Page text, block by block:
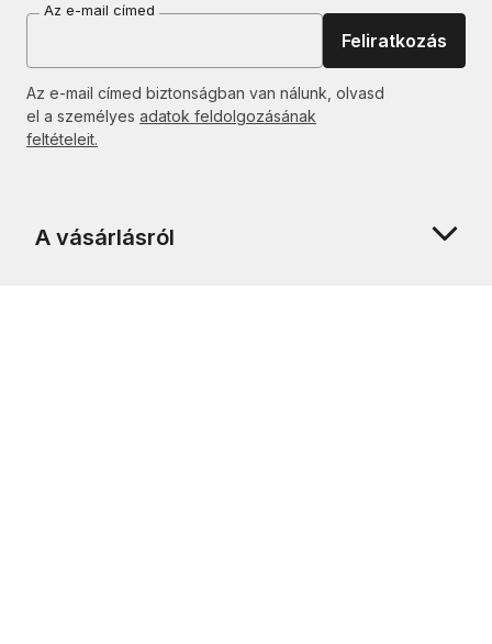
Az e-mail címed
Feliratkozás
Az e-mail címed biztonságban van nálunk, olvasd
el a személyes adatok feldolgozásának
feltételeit.
A vásárlásról